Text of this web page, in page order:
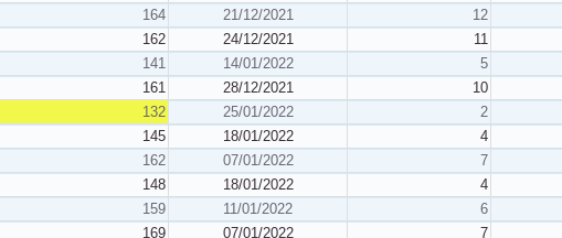
164 21/12/2021 12
162 24/12/2021 11
141 14/01/2022 5
161 28/12/2021 10
132 25/01/2022 2
145 18/01/2022 4
162 07/01/2022 7
148 18/01/2022 4
159 11/01/2022 6
169 07/01/2022 7